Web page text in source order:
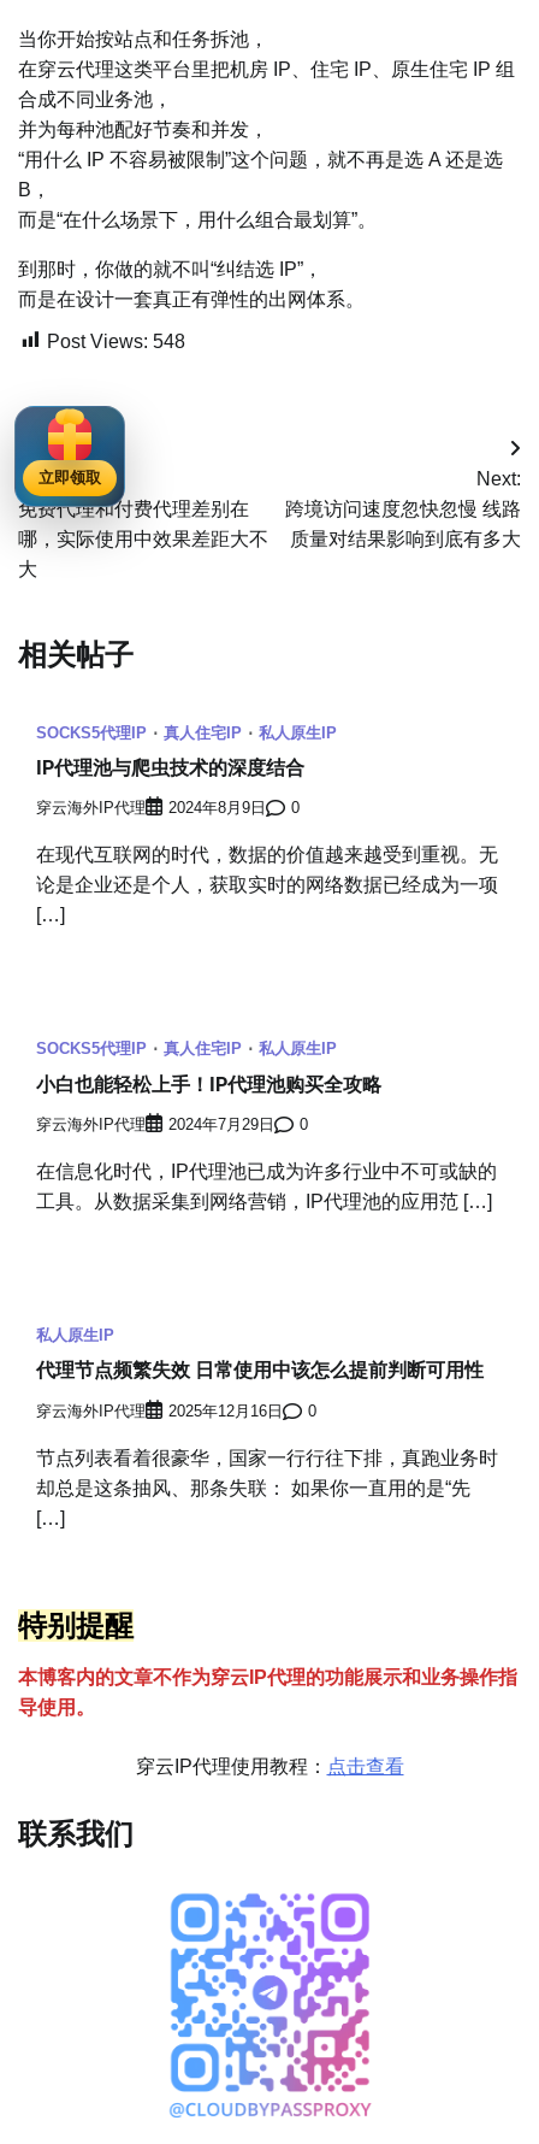
当你开始按站点和任务拆池，
在穿云代理这类平台里把机房 IP、住宅 IP、原生住宅 IP 组
合成不同业务池，
并为每种池配好节奏和并发，
“用什么 IP 不容易被限制”这个问题，就不再是选 A 还是选
B，
而是“在什么场景下，用什么组合最划算”。
到那时，你做的就不叫“纠结选 IP”，
而是在设计一套真正有弹性的出网体系。
Post Views: 548
文
章
导
Previous:
免费代理和付费代理差别在
哪，实际使用中效果差距大不
大
Next:
跨境访问速度忽快忽慢 线路
质量对结果影响到底有多大
相关帖子
SOCKS5代理IP 真人住宅IP 私人原生IP
IP代理池与爬虫技术的深度结合
穿云海外IP代理 2024年8月9日 0
在现代互联网的时代，数据的价值越来越受到重视。无
论是企业还是个人，获取实时的网络数据已经成为一项
[…]
SOCKS5代理IP 真人住宅IP 私人原生IP
小白也能轻松上手！IP代理池购买全攻略
穿云海外IP代理 2024年7月29日 0
在信息化时代，IP代理池已成为许多行业中不可或缺的
工具。从数据采集到网络营销，IP代理池的应用范 […]
私人原生IP
代理节点频繁失效 日常使用中该怎么提前判断可用性
穿云海外IP代理 2025年12月16日 0
节点列表看着很豪华，国家一行行往下排，真跑业务时
却总是这条抽风、那条失联： 如果你一直用的是“先
[…]
特别提醒
本博客内的文章不作为穿云 P代理的功能展示和业务操作指
导使用。
穿云IP代理使用教程： 点击查看
联系我们
立即领取